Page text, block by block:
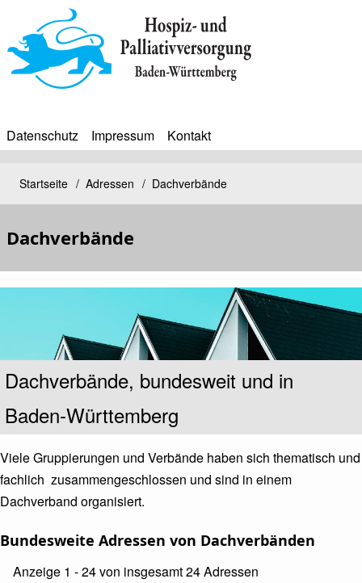
zum
Inhalt
BIP
Datenschutz Impressum Kontakt
Bip
Pfadnavigation
Startseite Adressen Dachverbände
Dachverbände
Untertitel
Dachverbände, bundesweit und in
Baden-Württemberg
Viele Gruppierungen und Verbände haben sich thematisch und
fachlich zusammengeschlossen und sind in einem
Dachverband organisiert.
Bundesweite Adressen von Dachverbänden
Referenz
Anzeige 1 - 24 von insgesamt 24 Adressen